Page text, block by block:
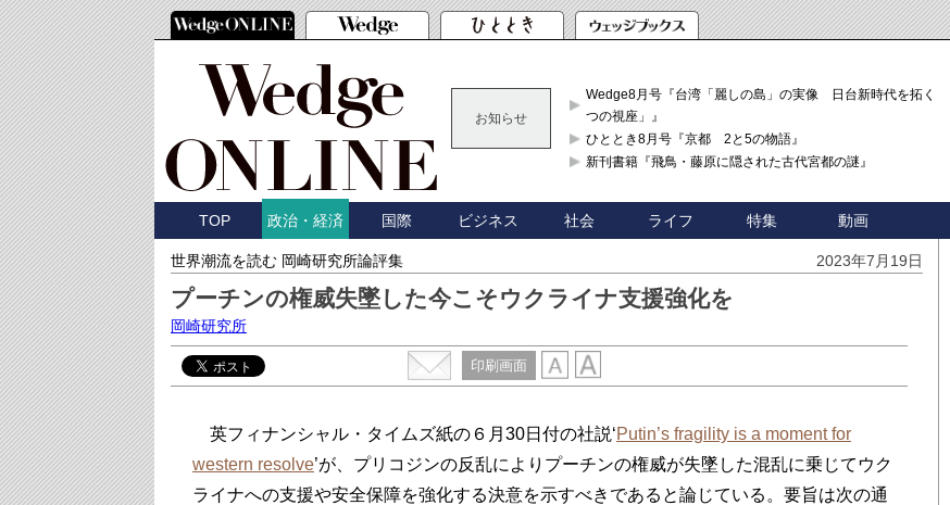
お知らせ
Wedge8月号『台湾「麗しの島」の実像 日台新時代を拓く「3
つの視座」』
ひととき8月号『京都 2と5の物語』
新刊書籍『飛鳥・藤原に隠された古代宮都の謎』
TOP 政治・経済 国際 ビジネス 社会 ライフ 特集 動画
世界潮流を読む 岡崎研究所論評集 2023年7月19日
プーチンの権威失墜した今こそウクライナ支援強化を
岡崎研究所
印刷画面
英フィナンシャル・タイムズ紙の６月30日付の社説‘Putin’s fragility is a moment for
western resolve’が、プリコジンの反乱によりプーチンの権威が失墜した混乱に乗じてウク
ライナへの支援や安全保障を強化する決意を示すべきであると論じている。要旨は次の通